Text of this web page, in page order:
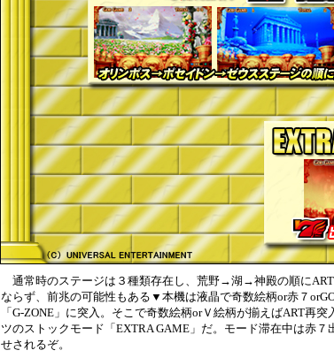
通常時のステージは３種類存在し、荒野→湖→神殿の順にART
ならず、前兆の可能性もある▼本機は液晶で奇数絵柄or赤７
「G-ZONE」に突入。そこで奇数絵柄orＶ絵柄が揃えばART再
ツのストックモード「EXTRA GAME」だ。モード滞在中は赤
せされるぞ。